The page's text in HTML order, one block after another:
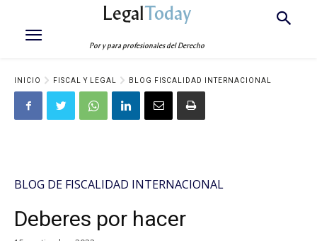
LegalToday
Por y para profesionales del Derecho
INICIO FISCAL Y LEGAL BLOG FISCALIDAD INTERNACIONAL
BLOG DE FISCALIDAD INTERNACIONAL
Deberes por hacer